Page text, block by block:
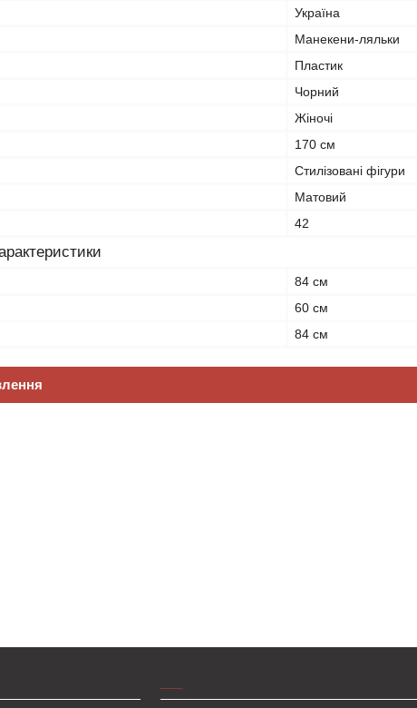
Україна
Манекени-ляльки
Пластик
Чорний
Жіночі
170 см
Стилізовані фігури
Матовий
42
84 см
60 см
84 см